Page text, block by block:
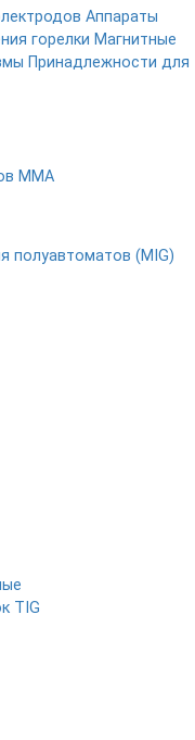
Аппараты
горелки Магнитные
Принадлежности для
MMA
полуавтоматов (MIG)
TIG